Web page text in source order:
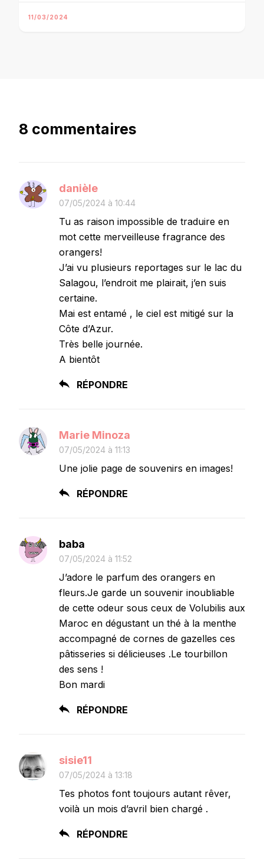
11/03/2024
8 commentaires
danièle
07/05/2024 à 10:44
Tu as raison impossible de traduire en
mot cette merveilleuse fragrance des
orangers!
J’ai vu plusieurs reportages sur le lac du
Salagou, l’endroit me plairait, j’en suis
certaine.
Mai est entamé , le ciel est mitigé sur la
Côte d’Azur.
Très belle journée.
A bientôt
RÉPONDRE
Marie Minoza
07/05/2024 à 11:13
Une jolie page de souvenirs en images!
RÉPONDRE
baba
07/05/2024 à 11:52
J’adore le parfum des orangers en
fleurs.Je garde un souvenir inoubliable
de cette odeur sous ceux de Volubilis aux
Maroc en dégustant un thé à la menthe
accompagné de cornes de gazelles ces
pâtisseries si délicieuses .Le tourbillon
des sens !
Bon mardi
RÉPONDRE
sisie11
07/05/2024 à 13:18
Tes photos font toujours autant rêver,
voilà un mois d’avril bien chargé .
RÉPONDRE